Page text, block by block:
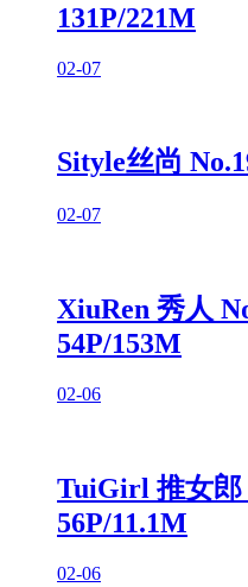
131P/221M
02-07
Sityle丝尚
02-07
XiuRen 秀人
54P/153M
02-06
TuiGirl 推女郎
56P/11.1M
02-06